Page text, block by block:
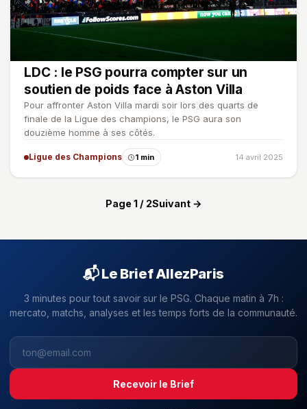
LDC : le PSG pourra compter sur un
soutien de poids face à Aston Villa
Pour affronter Aston Villa mardi soir lors des quarts de
finale de la Ligue des champions, le PSG aura son
douzième homme à ses côtés.
Ligue des Champions 1 min 14 avril 2025
Page 1 / 2Suivant →
📬 Le Brief AllezParis
3 minutes pour tout savoir sur le PSG. Chaque matin à 7h :
mercato, matchs, analyses et les temps forts de la communauté.
Recevoir le Brief